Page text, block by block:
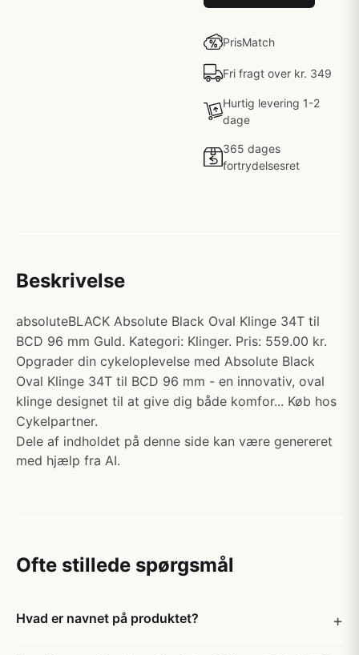
PrisMatch
Fri fragt over kr. 349
Hurtig levering 1-2
dage
365 dages
fortrydelsesret
Beskrivelse
absoluteBLACK Absolute Black Oval Klinge 34T til
BCD 96 mm Guld. Kategori: Klinger. Pris: 559.00 kr.
Opgrader din cykeloplevelse med Absolute Black
Oval Klinge 34T til BCD 96 mm - en innovativ, oval
klinge designet til at give dig både komfor... Køb hos
Cykelpartner.
Dele af indholdet på denne side kan være genereret
med hjælp fra AI.
Ofte stillede spørgsmål
Hvad er navnet på produktet?